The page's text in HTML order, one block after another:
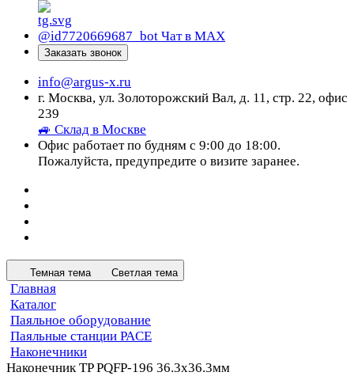
@id7720669687_bot Чат в МАХ
Заказать звонок
info@argus-x.ru
г. Москва, ул. Золоторожский Вал, д. 11, стр. 22, офис
239
🚙 Склад в Москве
Офис работает по будням с 9:00 до 18:00.
Пожалуйста, предупредите о визите заранее.
Темная тема Светлая тема
Главная
Каталог
Паяльное оборудование
Паяльные станции PACE
Наконечники
Наконечник TP PQFP-196 36.3x36.3мм